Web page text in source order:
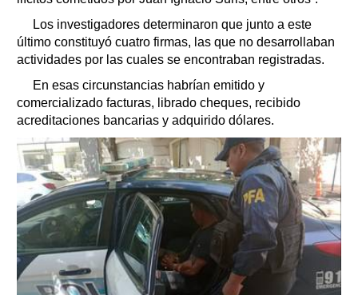
Los investigadores determinaron que junto a este
último constituyó cuatro firmas, las que no desarrollaban
actividades por las cuales se encontraban registradas.
En esas circunstancias habrían emitido y
comercializado facturas, librado cheques, recibido
acreditaciones bancarias y adquirido dólares.